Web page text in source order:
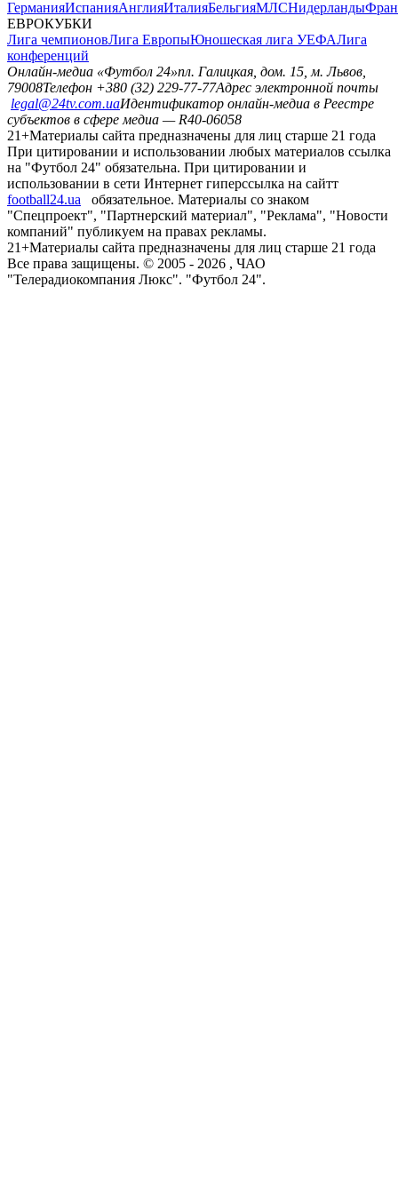
ГерманияИспанияАнглияИталияБельгияМЛСНидерланды
ЕВРОКУБКИ
Лига чемпионовЛига ЕвропыЮношеская лига УЕФАЛига
конференций
Онлайн-медиа «Футбол 24»пл. Галицкая, дом. 15, м. Львов,
79008Телефон +380 (32) 229-77-77Адрес электронной почты
legal@24tv.com.uaИдентификатор онлайн-медиа в Реестре
субъектов в сфере медиа — R40-06058
21+Материалы сайта предназначены для лиц старше 21 года
При цитировании и использовании любых материалов ссылка
на "Футбол 24" обязательна. При цитировании и
использовании в сети Интернет гиперссылка на сайтт
football24.ua
обязательное. Материалы со знаком
"Спецпроект", "Партнерский материал", "Реклама", "Новости
компаний" публикуем на правах рекламы.
21+Материалы сайта предназначены для лиц старше 21 года
Все права защищены. © 2005 - 2026 , ЧАО
"Телерадиокомпания Люкс". "Футбол 24".